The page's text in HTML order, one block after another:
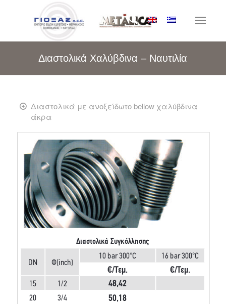
Διαστολικά Χαλύβδινα – Ναυτιλία
Διαστολικά με ανοξείδωτο bellow χαλύβδινα
άκρα